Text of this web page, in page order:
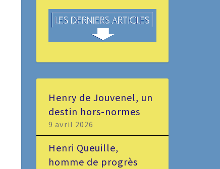
Henry de Jouvenel, un
destin hors-normes
9 avril 2026
Henri Queuille,
homme de progrès